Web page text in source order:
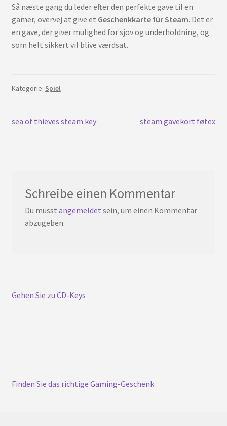
Så næste gang du leder efter den perfekte gave til en
gamer, overvej at give et Geschenkkarte für Steam. Det er
en gave, der giver mulighed for sjov og underholdning, og
som helt sikkert vil blive værdsat.
Kategorie: Spiel
Beitrags-
Vorherigen
sea of thieves steam key
Nächster
steam gavekort føtex
Schreibe einen Kommentar
Du musst angemeldet sein, um einen Kommentar
abzugeben.
Gehen Sie zu CD-Keys
Finden Sie das richtige Gaming-Geschenk